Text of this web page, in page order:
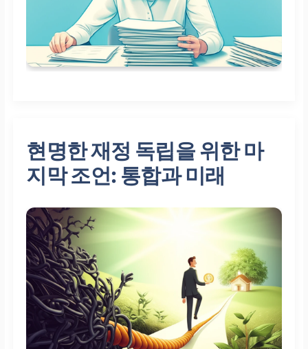
현명한 재정 독립을 위한 마
지막 조언: 통합과 미래